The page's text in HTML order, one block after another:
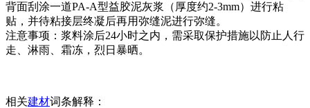
背面刮涂一道PA-A型益胶泥灰浆（厚度约2-3mm）进行粘
贴，并待粘接层终凝后再用弥缝泥进行弥缝。
注意事项：浆料涂后24小时之内，需采取保护措施以防止人行
走、淋雨、霜冻，烈日暴晒。
相关建材词条解释：